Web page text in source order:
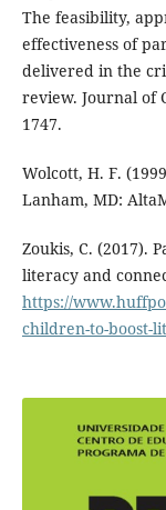
The feasibility,
effectiveness of
delivered in the
review. Journal of
1747.
Wolcott, H. F.
Lanham, MD:
Zoukis, C. (2017).
literacy and
https://
children-to-boost-